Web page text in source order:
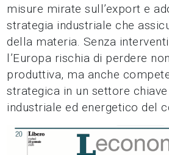
misure mirate sull’export e
strategia industriale che
della materia. Senza
l’Europa rischia di perdere
produttiva, ma anche
strategica in un settore
industriale ed energetico del